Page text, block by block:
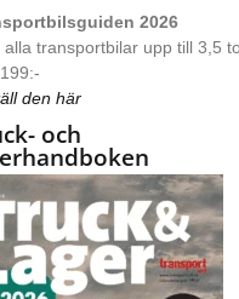
2026
alla transportbilar upp till 3,5
den här
och